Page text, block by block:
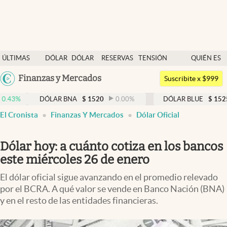
ÚLTIMAS
NOTICIAS
DÓLAR
DÓLAR
RESERVAS
TENSIÓN
GEOPOLÍTICA
QUIÉN ES
QUIÉN
Argentina
Uruguay
Finanzas y Mercados
Dólar
Members
Economía y Política
Finanzas y Mercados
Negocios
Columnistas
Otras secciones
Suscribite x $999
DÓLAR BNA $ 1520 0.00% DÓLAR BLUE $ 1525 -0.33
El Cronista Finanzas Y Mercados Dólar Oficial
Dólar hoy: a cuánto cotiza en los bancos
este miércoles 26 de enero
El dólar oficial sigue avanzando en el promedio relevado
por el BCRA. A qué valor se vende en Banco Nación (BNA)
y en el resto de las entidades financieras.